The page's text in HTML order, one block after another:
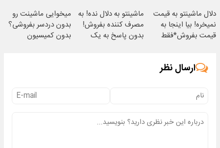
دلال ماشینتو به قیمت
نمیخره! بیا اینجا به
قیمت بفروش*فقط
ماشینتو به دلال نده! به
مصرف کننده بفروش!
بدون پاسخ به یک
میخوایی ماشینت رو
بدون دردسر بفروشی؟
بدون کمیسیون
ارسال نظر